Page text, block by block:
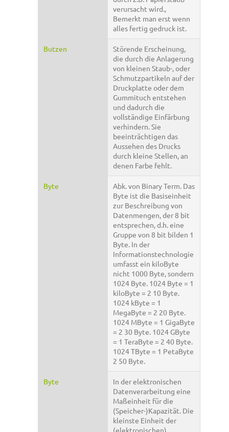
verursacht wird.,
Bemerkt man erst wenn
alles fertig gedruck ist.
Butzen
Störende Erscheinung,
die durch die Anlagerung
von kleinen Staub-, oder
Schmutzpartikeln auf der
Druckplatte oder dem
Gummituch entstehen
und dadurch die
vollständige Einfärbung
verhindern. Sie
beeinträchtigen das
Aussehen des Drucks
durch kleine Stellen, an
denen Farbe fehlt.
Byte
Abk. von Binary Term. Das
Byte ist die Basiseinheit
zur Beschreibung von
Datenmengen, der 8 bit
entsprechen, d.h. eine
Gruppe von 8 bit bilden 1
Byte. In der
Informationstechnologie
umfasst ein kiloByte
nicht 1000 Byte, sondern
1024 Byte. 1024 Byte = 1
kiloByte = 2 10 Byte.
1024 kByte = 1
MegaByte = 2 20 Byte.
1024 MByte = 1 GigaByte
= 2 30 Byte. 1024 GByte
= 1 TeraByte = 2 40 Byte.
1024 TByte = 1 PetaByte
2 50 Byte.
Byte
In der elektronischen
Datenverarbeitung eine
Maßeinheit für die
(Speicher-)Kapazität. Die
kleinste Einheit der